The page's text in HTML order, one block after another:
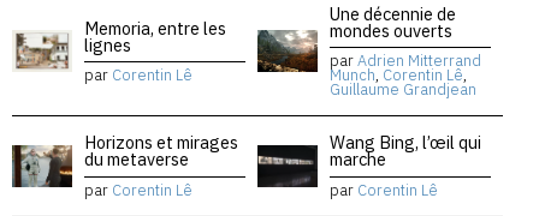
Memoria, entre les
lignes
par Corentin Lê
Une décennie de
mondes ouverts
parAdrien Mitterrand
Munch, Corentin Lê,
Guillaume Grandjean
Horizons et mirages
du metaverse
par Corentin Lê
Wang Bing, l’œil qui
marche
par Corentin Lê